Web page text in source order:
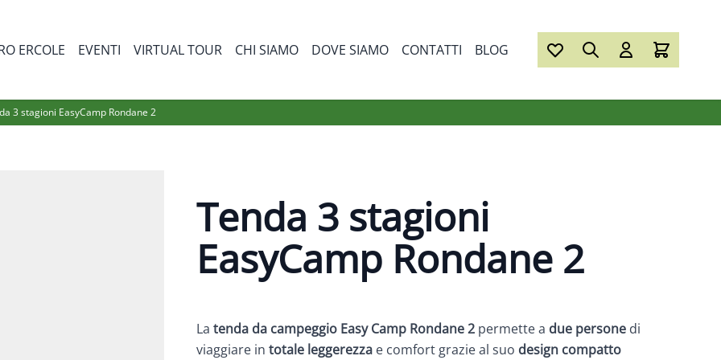
for Prodotti
ERCOLE EVENTI VIRTUAL TOUR CHI SIAMO DOVE SIAMO CONTATTI BLOG
3 stagioni EasyCamp Rondane 2
Tenda 3 stagioni
EasyCamp Rondane 2
La tenda da campeggio Easy Camp Rondane 2 permette a due persone di
viaggiare in totale leggerezza e comfort grazie al suo design compatto